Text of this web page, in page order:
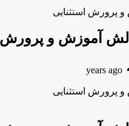
پرورش استثنایی
آموزش و پرورش
پرورش استثنایی